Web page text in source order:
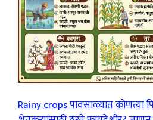
Rainy crops पावसाळ्यात कोणत्या